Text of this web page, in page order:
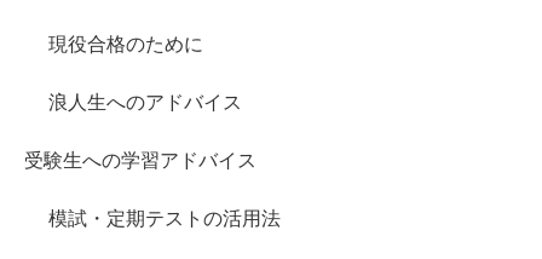
現役合格のために
浪人生へのアドバイス
受験生への学習アドバイス
模試・定期テストの活用法